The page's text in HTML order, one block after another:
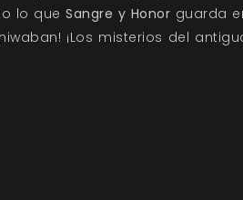
lo que Sangre y Honor guarda
¡Los misterios del